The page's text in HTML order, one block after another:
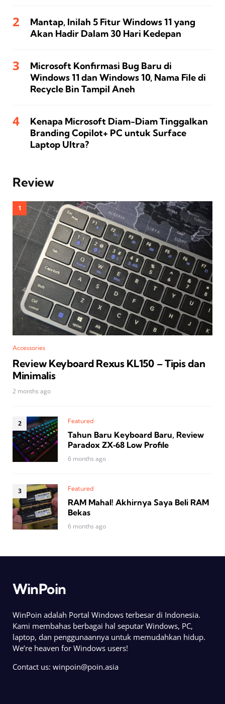
Mantap, Inilah 5 Fitur Windows 11 yang
Akan Hadir Dalam 30 Hari Kedepan
Microsoft Konfirmasi Bug Baru di
Windows 11 dan Windows 10, Nama File di
Recycle Bin Tampil Aneh
Kenapa Microsoft Diam-Diam Tinggalkan
Branding Copilot+ PC untuk Surface
Laptop Ultra?
Review
Accessories
Review Keyboard Rexus KL150 – Tipis dan
Minimalis
2 months ago
Featured
Tahun Baru Keyboard Baru, Review
Paradox ZX‑68 Low Profile
6 months ago
Featured
RAM Mahal! Akhirnya Saya Beli RAM
Bekas
6 months ago
WinPoin
WinPoin adalah Portal Windows terbesar di Indonesia.
Kami membahas berbagai hal seputar Windows, PC,
laptop, dan penggunaannya untuk memudahkan hidup.
We’re heaven for Windows users!
Contact us: winpoin@poin.asia